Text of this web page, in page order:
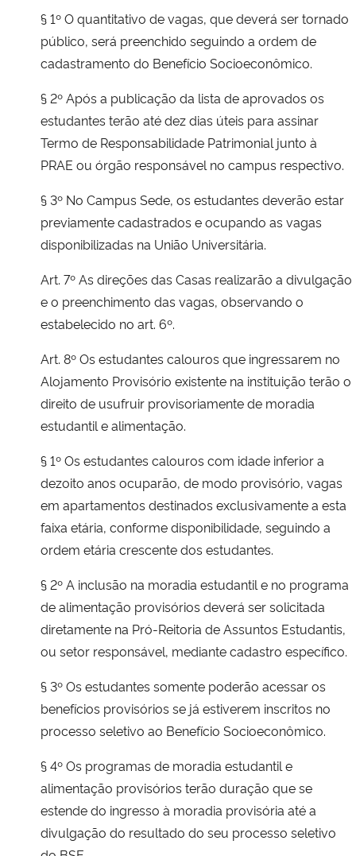
§ 1º O quantitativo de vagas, que deverá ser tornado
público, será preenchido seguindo a ordem de
cadastramento do Benefício Socioeconômico.
§ 2º Após a publicação da lista de aprovados os
estudantes terão até dez dias úteis para assinar
Termo de Responsabilidade Patrimonial junto à
PRAE ou órgão responsável no campus respectivo.
§ 3º No Campus Sede, os estudantes deverão estar
previamente cadastrados e ocupando as vagas
disponibilizadas na União Universitária.
Art. 7º As direções das Casas realizarão a divulgação
e o preenchimento das vagas, observando o
estabelecido no art. 6º.
Art. 8º Os estudantes calouros que ingressarem no
Alojamento Provisório existente na instituição terão o
direito de usufruir provisoriamente de moradia
estudantil e alimentação.
§ 1º Os estudantes calouros com idade inferior a
dezoito anos ocuparão, de modo provisório, vagas
em apartamentos destinados exclusivamente a esta
faixa etária, conforme disponibilidade, seguindo a
ordem etária crescente dos estudantes.
§ 2º A inclusão na moradia estudantil e no programa
de alimentação provisórios deverá ser solicitada
diretamente na Pró-Reitoria de Assuntos Estudantis,
ou setor responsável, mediante cadastro específico.
§ 3º Os estudantes somente poderão acessar os
benefícios provisórios se já estiverem inscritos no
processo seletivo ao Benefício Socioeconômico.
§ 4º Os programas de moradia estudantil e
alimentação provisórios terão duração que se
estende do ingresso à moradia provisória até a
divulgação do resultado do seu processo seletivo